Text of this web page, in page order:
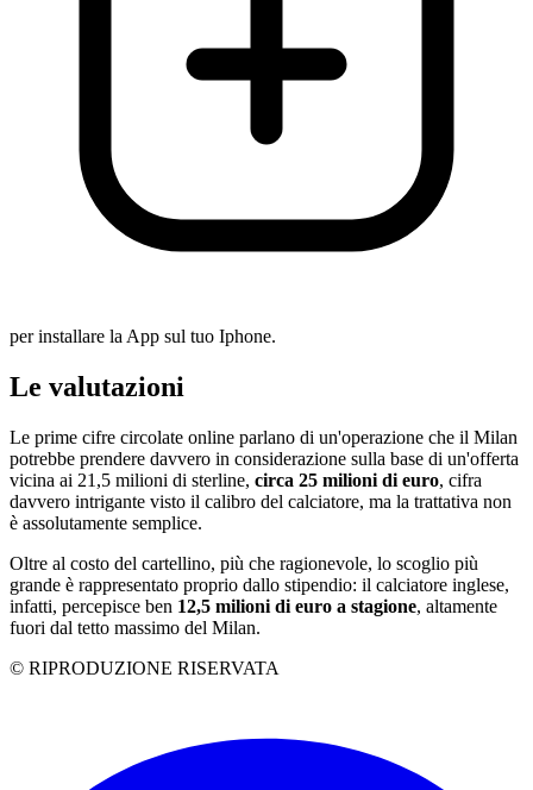
per installare la App sul tuo Iphone.
Le valutazioni
Le prime cifre circolate online parlano di un'operazione che il Milan
potrebbe prendere davvero in considerazione sulla base di un'offerta
vicina ai 21,5 milioni di sterline, circa 25 milioni di euro, cifra
davvero intrigante visto il calibro del calciatore, ma la trattativa non
è assolutamente semplice.
Oltre al costo del cartellino, più che ragionevole, lo scoglio più
grande è rappresentato proprio dallo stipendio: il calciatore inglese,
infatti, percepisce ben 12,5 milioni di euro a stagione, altamente
fuori dal tetto massimo del Milan.
© RIPRODUZIONE RISERVATA